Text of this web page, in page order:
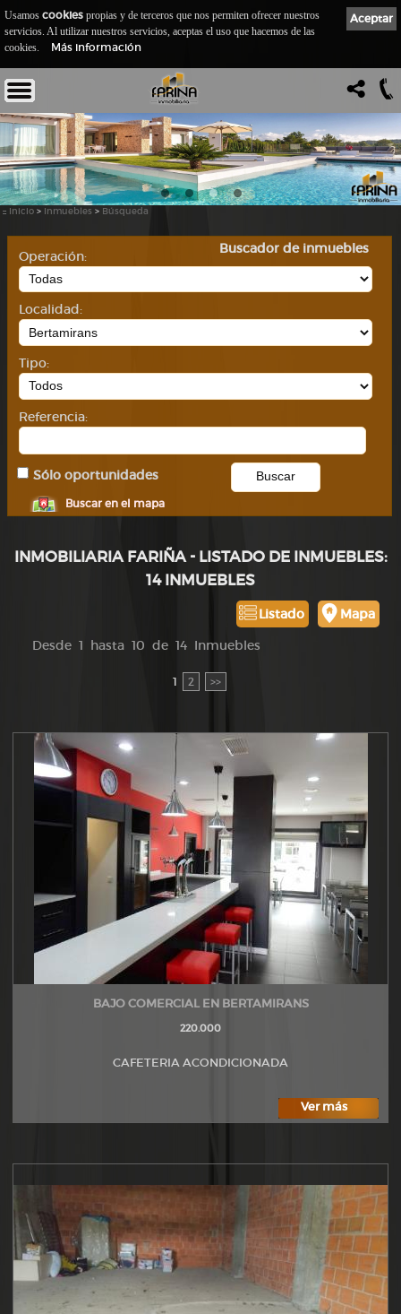
:: Inicio > Inmuebles > Búsqueda
Buscador de inmuebles
Operación:
Localidad:
Tipo:
Referencia:
Sólo oportunidades
Buscar en el mapa
INMOBILIARIA FARIÑA - LISTADO DE INMUEBLES:
14 INMUEBLES
Mapa
Listado
Desde 1 hasta 10 de 14 Inmuebles
1 2 >>
BAJO COMERCIAL EN BERTAMIRANS
220.000
CAFETERIA ACONDICIONADA
Ver más
Aceptar
Usamos cookies propias y de terceros que nos permiten ofrecer nuestros
servicios. Al utilizar nuestros servicios, aceptas el uso que hacemos de las
cookies.
Más información